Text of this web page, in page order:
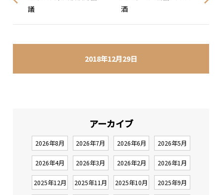
2018年12月29日
議
酒
アーカイブ
2026年8月 2026年7月 2026年6月 2026年5月
2026年4月 2026年3月 2026年2月 2026年1月
2025年12月 2025年11月 2025年10月 2025年9月